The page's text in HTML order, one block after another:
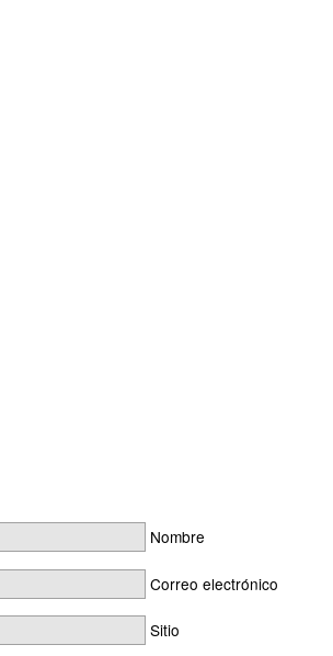
Nombre
Correo electrónico
Sitio